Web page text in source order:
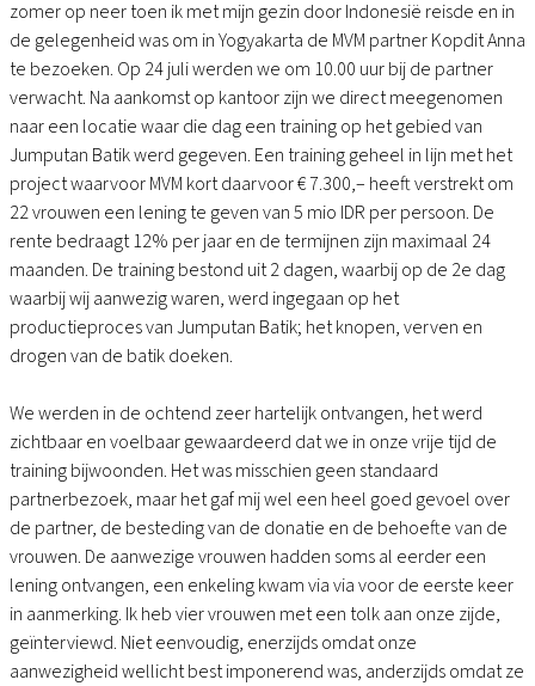
zomer op neer toen ik met mijn gezin door Indonesië reisde en in
de gelegenheid was om in Yogyakarta de MVM partner Kopdit Anna
te bezoeken. Op 24 juli werden we om 10.00 uur bij de partner
verwacht. Na aankomst op kantoor zijn we direct meegenomen
naar een locatie waar die dag een training op het gebied van
Jumputan Batik werd gegeven. Een training geheel in lijn met het
project waarvoor MVM kort daarvoor € 7.300,– heeft verstrekt om
22 vrouwen een lening te geven van 5 mio IDR per persoon. De
rente bedraagt 12% per jaar en de termijnen zijn maximaal 24
maanden. De training bestond uit 2 dagen, waarbij op de 2e dag
waarbij wij aanwezig waren, werd ingegaan op het
productieproces van Jumputan Batik; het knopen, verven en
drogen van de batik doeken.​
We werden in de ochtend zeer hartelijk ontvangen, het werd
zichtbaar en voelbaar gewaardeerd dat we in onze vrije tijd de
training bijwoonden. Het was misschien geen standaard
partnerbezoek, maar het gaf mij wel een heel goed gevoel over
de partner, de besteding van de donatie en de behoefte van de
vrouwen. De aanwezige vrouwen hadden soms al eerder een
lening ontvangen, een enkeling kwam via via voor de eerste keer
in aanmerking. Ik heb vier vrouwen met een tolk aan onze zijde,
geïnterviewd. Niet eenvoudig, enerzijds omdat onze
aanwezigheid wellicht best imponerend was, anderzijds omdat ze